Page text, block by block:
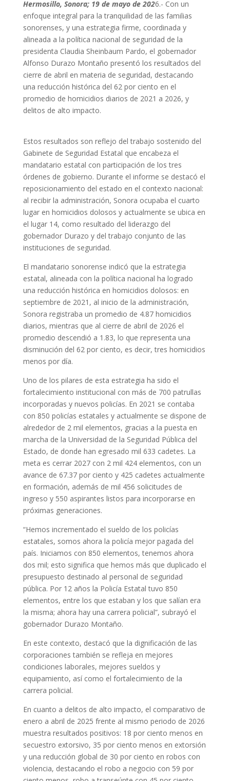
Hermosillo, Sonora; 19 de mayo de 2026.- Con un
enfoque integral para la tranquilidad de las familias
sonorenses, y una estrategia firme, coordinada y
alineada a la política nacional de seguridad de la
presidenta Claudia Sheinbaum Pardo, el gobernador
Alfonso Durazo Montaño presentó los resultados del
cierre de abril en materia de seguridad, destacando
una reducción histórica del 62 por ciento en el
promedio de homicidios diarios de 2021 a 2026, y
delitos de alto impacto.
Estos resultados son reflejo del trabajo sostenido del
Gabinete de Seguridad Estatal que encabeza el
mandatario estatal con participación de los tres
órdenes de gobierno. Durante el informe se destacó el
reposicionamiento del estado en el contexto nacional:
al recibir la administración, Sonora ocupaba el cuarto
lugar en homicidios dolosos y actualmente se ubica en
el lugar 14, como resultado del liderazgo del
gobernador Durazo y del trabajo conjunto de las
instituciones de seguridad.
El mandatario sonorense indicó que la estrategia
estatal, alineada con la política nacional ha logrado
una reducción histórica en homicidios dolosos: en
septiembre de 2021, al inicio de la administración,
Sonora registraba un promedio de 4.87 homicidios
diarios, mientras que al cierre de abril de 2026 el
promedio descendió a 1.83, lo que representa una
disminución del 62 por ciento, es decir, tres homicidios
menos por día.
Uno de los pilares de esta estrategia ha sido el
fortalecimiento institucional con más de 700 patrullas
incorporadas y nuevos policías. En 2021 se contaba
con 850 policías estatales y actualmente se dispone de
alrededor de 2 mil elementos, gracias a la puesta en
marcha de la Universidad de la Seguridad Pública del
Estado, de donde han egresado mil 633 cadetes. La
meta es cerrar 2027 con 2 mil 424 elementos, con un
avance de 67.37 por ciento y 425 cadetes actualmente
en formación, además de mil 456 solicitudes de
ingreso y 550 aspirantes listos para incorporarse en
próximas generaciones.
“Hemos incrementado el sueldo de los policías
estatales, somos ahora la policía mejor pagada del
país. Iniciamos con 850 elementos, tenemos ahora
dos mil; esto significa que hemos más que duplicado el
presupuesto destinado al personal de seguridad
pública. Por 12 años la Policía Estatal tuvo 850
elementos, entre los que estaban y los que salían era
la misma; ahora hay una carrera policial”, subrayó el
gobernador Durazo Montaño.
En este contexto, destacó que la dignificación de las
corporaciones también se refleja en mejores
condiciones laborales, mejores sueldos y
equipamiento, así como el fortalecimiento de la
carrera policial.
En cuanto a delitos de alto impacto, el comparativo de
enero a abril de 2025 frente al mismo periodo de 2026
muestra resultados positivos: 18 por ciento menos en
secuestro extorsivo, 35 por ciento menos en extorsión
y una reducción global de 30 por ciento en robos con
violencia, destacando el robo a negocio con 59 por